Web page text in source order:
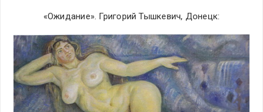
«Ожидание». Григорий Тышкевич, Донецк: